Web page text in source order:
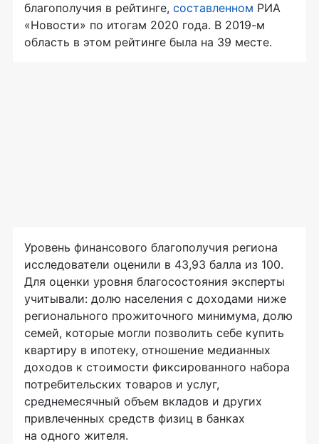
благополучия в рейтинге, составленном РИА
«Новости» по итогам 2020 года. В 2019-м
область в этом рейтинге была на 39 месте.
Уровень финансового благополучия региона
исследователи оценили в 43,93 балла из 100.
Для оценки уровня благосостояния эксперты
учитывали: долю населения с доходами ниже
регионального прожиточного минимума, долю
семей, которые могли позволить себе купить
квартиру в ипотеку, отношение медианных
доходов к стоимости фиксированного набора
потребительских товаров и услуг,
среднемесячный объем вкладов и других
привлеченных средств физиц в банках
на одного жителя.